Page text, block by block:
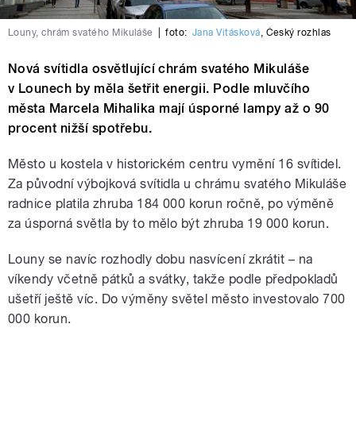
Louny, chrám svatého Mikuláše foto: Jana Vitásková, Český rozhlas
Nová svítidla osvětlující chrám svatého Mikuláše
v Lounech by měla šetřit energii. Podle mluvčího
města Marcela Mihalika mají úsporné lampy až o 90
procent nižší spotřebu.
Město u kostela v historickém centru vymění 16 svítidel.
Za původní výbojková svítidla u chrámu svatého Mikuláše
radnice platila zhruba 184 000 korun ročně, po výměně
za úsporná světla by to mělo být zhruba 19 000 korun.
Louny se navíc rozhodly dobu nasvícení zkrátit – na
víkendy včetně pátků a svátky, takže podle předpokladů
ušetří ještě víc. Do výměny světel město investovalo 700
000 korun.